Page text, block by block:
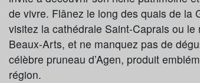
de vivre. Flânez le long des quais de la
visitez la cathédrale Saint-Caprais ou le
Beaux-Arts, et ne manquez pas de
célèbre pruneau d’Agen, produit
région.